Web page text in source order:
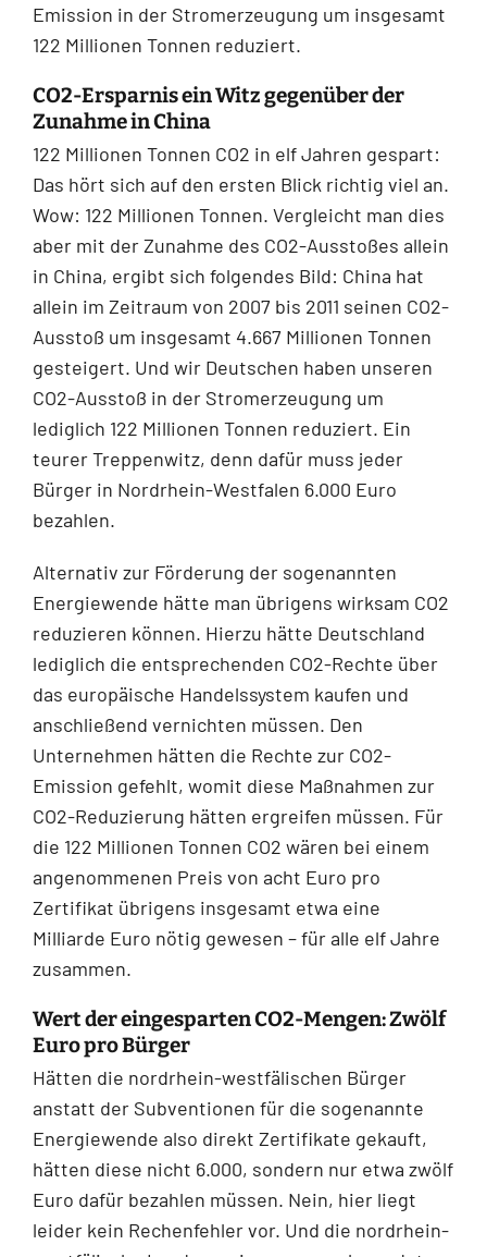
Emission in der Stromerzeugung um insgesamt
122 Millionen Tonnen reduziert.
CO2-Ersparnis ein Witz gegenüber der
Zunahme in China
122 Millionen Tonnen CO2 in elf Jahren gespart:
Das hört sich auf den ersten Blick richtig viel an.
Wow: 122 Millionen Tonnen. Vergleicht man dies
aber mit der Zunahme des CO2-Ausstoßes allein
in China, ergibt sich folgendes Bild: China hat
allein im Zeitraum von 2007 bis 2011 seinen CO2-
Ausstoß um insgesamt 4.667 Millionen Tonnen
gesteigert. Und wir Deutschen haben unseren
CO2-Ausstoß in der Stromerzeugung um
lediglich 122 Millionen Tonnen reduziert. Ein
teurer Treppenwitz, denn dafür muss jeder
Bürger in Nordrhein-Westfalen 6.000 Euro
bezahlen.
Alternativ zur Förderung der sogenannten
Energiewende hätte man übrigens wirksam CO2
reduzieren können. Hierzu hätte Deutschland
lediglich die entsprechenden CO2-Rechte über
das europäische Handelssystem kaufen und
anschließend vernichten müssen. Den
Unternehmen hätten die Rechte zur CO2-
Emission gefehlt, womit diese Maßnahmen zur
CO2-Reduzierung hätten ergreifen müssen. Für
die 122 Millionen Tonnen CO2 wären bei einem
angenommenen Preis von acht Euro pro
Zertifikat übrigens insgesamt etwa eine
Milliarde Euro nötig gewesen – für alle elf Jahre
zusammen.
Wert der eingesparten CO2-Mengen: Zwölf
Euro pro Bürger
Hätten die nordrhein-westfälischen Bürger
anstatt der Subventionen für die sogenannte
Energiewende also direkt Zertifikate gekauft,
hätten diese nicht 6.000, sondern nur etwa zwölf
Euro dafür bezahlen müssen. Nein, hier liegt
leider kein Rechenfehler vor. Und die nordrhein-